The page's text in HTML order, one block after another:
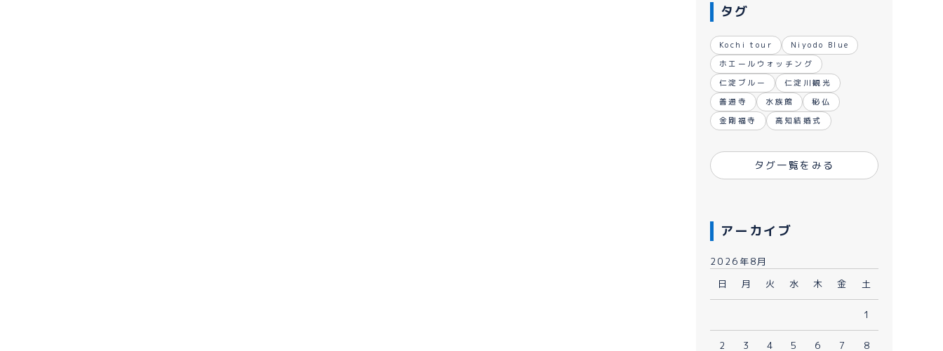
080-1481-9900
タグ
Kochi tour
Niyodo Blue
ホエールウォッチング
仁淀ブルー
仁淀川観光
善通寺
水族館
秘仏
金剛福寺
高知結婚式
タグ一覧をみる
アーカイブ
2026年8月
日
月 火 水 木 金 土
1
2 3 4 5 6 7 8